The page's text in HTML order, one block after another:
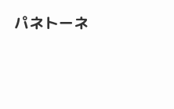
パネトーネ